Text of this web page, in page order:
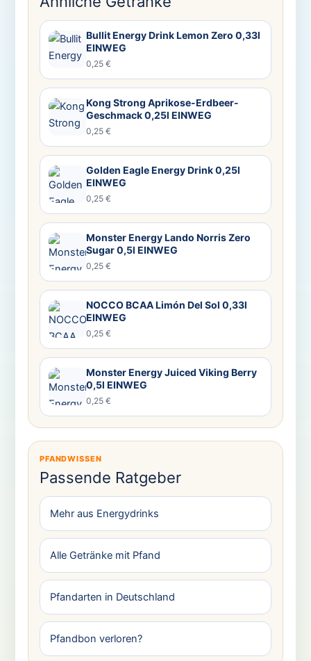
Bullit Energy Drink Lemon Zero 0,33l
EINWEG
0,25 €
Kong Strong Aprikose-Erdbeer-
Geschmack 0,25l EINWEG
0,25 €
Golden Eagle Energy Drink 0,25l
EINWEG
0,25 €
Monster Energy Lando Norris Zero
Sugar 0,5l EINWEG
0,25 €
NOCCO BCAA Limón Del Sol 0,33l
EINWEG
0,25 €
Monster Energy Juiced Viking Berry
0,5l EINWEG
0,25 €
PFANDWISSEN
Passende Ratgeber
Mehr aus Energydrinks
Alle Getränke mit Pfand
Pfandarten in Deutschland
Pfandbon verloren?